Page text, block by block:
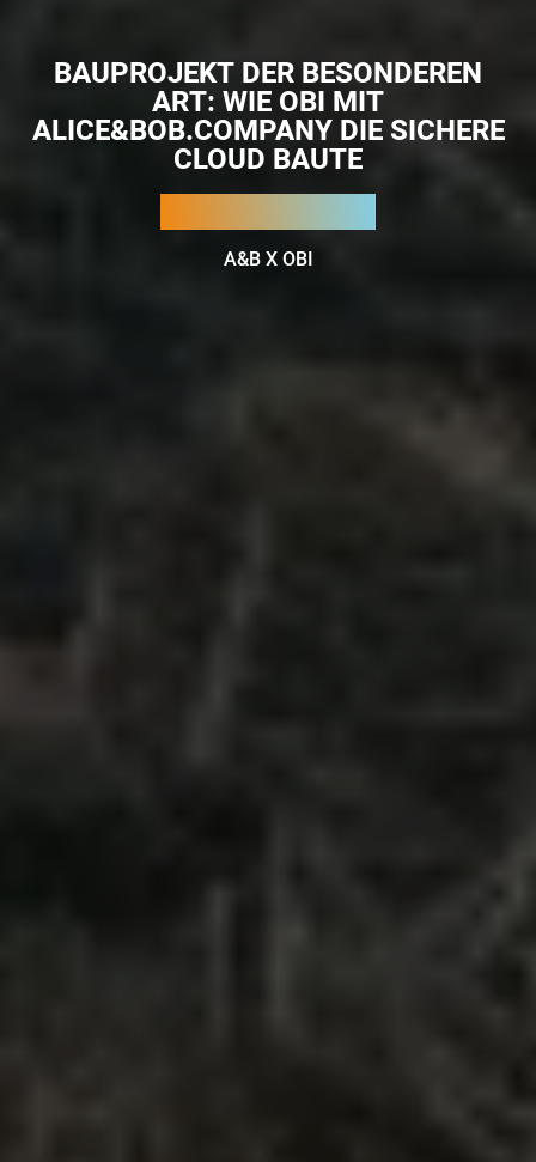
BAUPROJEKT DER BESONDEREN
ART: WIE OBI MIT
ALICE&BOB.COMPANY DIE SICHERE
CLOUD BAUTE
A&B X OBI